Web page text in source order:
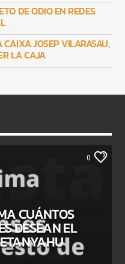
DE ODIO EN REDES
CAIXA JOSEP VILARASAU,
LA CAJA
0
CUÁNTOS
DESEAN EL